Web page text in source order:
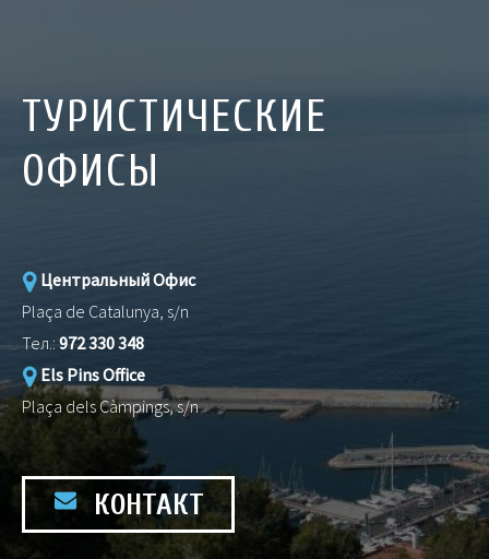
ТУРИСТИЧЕСКИЕ
ОФИСЫ
Центральный Офис
Plaça de Catalunya, s/n
Тел.:972 330 348
Els Pins Office
Plaça dels Càmpings, s/n
КОНТАКТ